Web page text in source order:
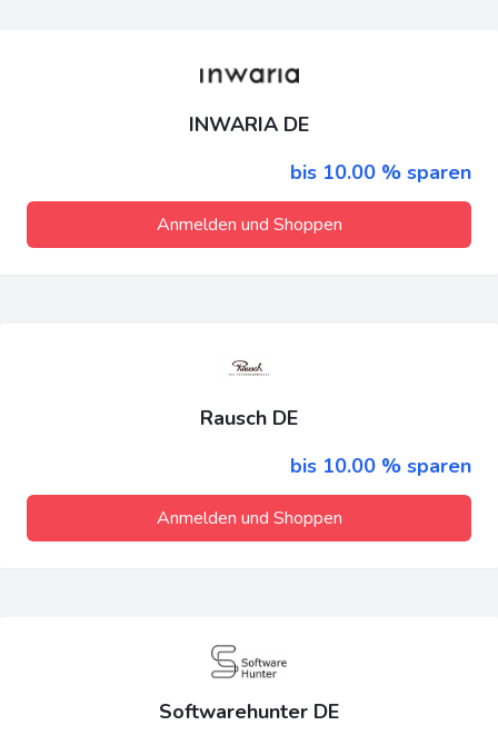
INWARIA DE
bis 10.00 % sparen
Anmelden und Shoppen
Rausch DE
bis 10.00 % sparen
Anmelden und Shoppen
Softwarehunter DE